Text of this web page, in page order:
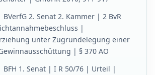
2. Senat 2. Kammer | 2 BvR
|
unter Zugrundelegung einer
| § 370 AO
BFH 1. Senat | I R 50/76 | Urteil |